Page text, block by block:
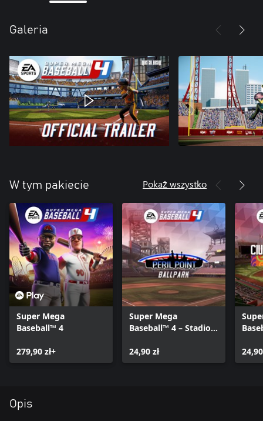
Galeria
W tym pakiecie Pokaż wszystko
Super Mega
Baseball™ 4
279,90 zł+
Super Mega
Baseball™ 4 – Stadion
24,90 zł
Opis